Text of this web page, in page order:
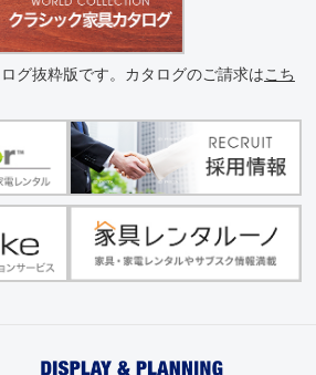
グ抜粋版です。カタログのご請求はこち